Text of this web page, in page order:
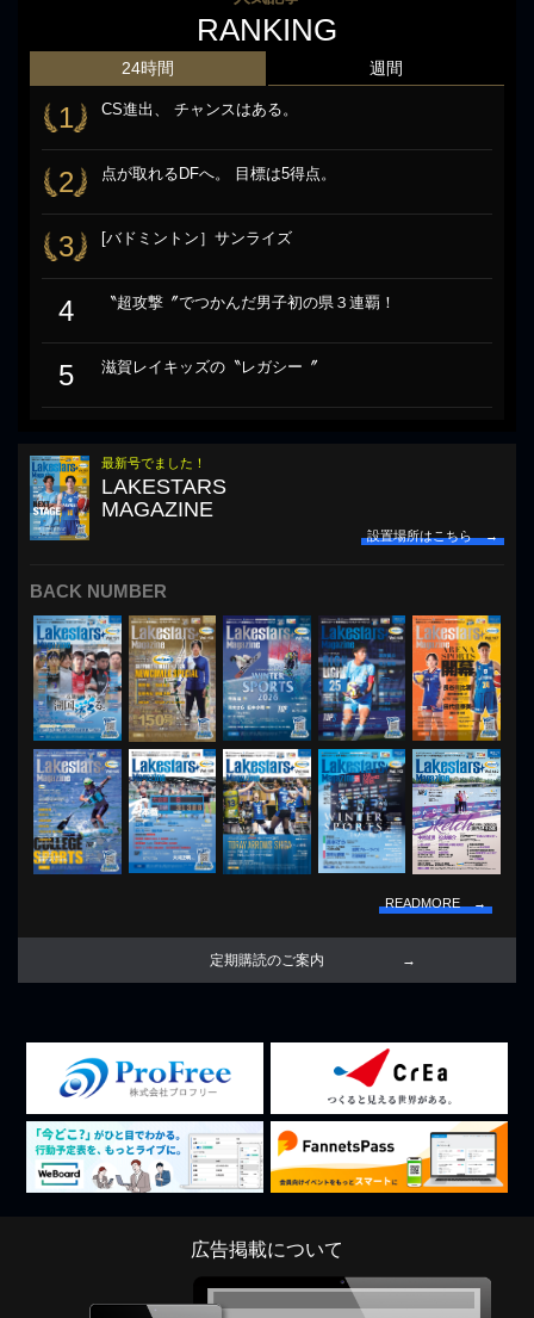
RANKING
24時間
1 CS進出、 チャンスはある。
2 点が取れるDFへ。 目標は5得点。
3 [バドミントン］サンライズ
4 〝超攻撃〞でつかんだ男子初の県３連覇！
5 滋賀レイキッズの〝レガシー〞
週間
最新号でました！
LAKESTARS
MAGAZINE
設置場所はこちら →
BACK NUMBER
READMORE →
定期購読のご案内
広告掲載について